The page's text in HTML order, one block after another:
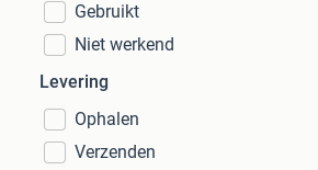
Gebruikt
Niet werkend
Levering
Ophalen
Verzenden